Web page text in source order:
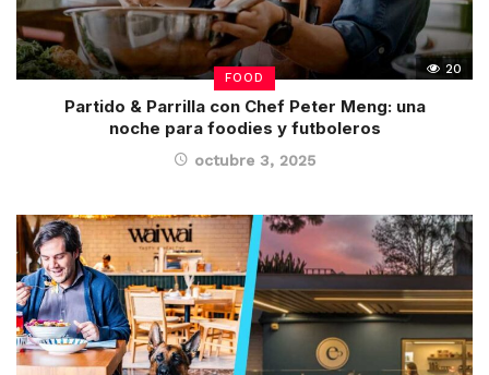
FOOD
20
Partido & Parrilla con Chef Peter Meng: una
noche para foodies y futboleros
octubre 3, 2025